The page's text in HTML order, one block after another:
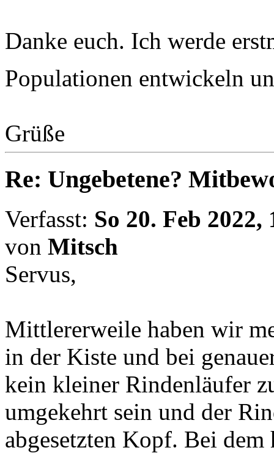
Danke euch. Ich werde
Populationen entwickeln
Grüße
Re: Ungebetene?
Verfasst: So 20. Feb 2022,
von Mitsch
Servus,
Mittlererweile haben wir
in der Kiste und bei
kein kleiner Rindenläufer
umgekehrt sein und der
abgesetzten Kopf. Bei